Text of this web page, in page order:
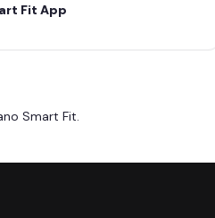
Fit App
Smart Fit.